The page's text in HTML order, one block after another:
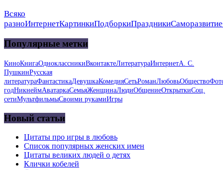
Всяко
разноИнтернетКартинкиПодборкиПраздникиСаморазвитие
Популярные метки
КиноКнигаОдноклассникиВконтактеЛитератураИнтернетА. С.
ПушкинРусская
литератураФантастикаДевушкаКомедияСетьРоманЛюбовьОбщество
годНикнеймАватаркаСемьяЖенщинаЛюдиОбщениеОткрыткиСоц.
сетиМультфильмыСвоими рукамиИгры
Новый статьи
Цитаты про игры в любовь
Список популярных женских имен
Цитаты великих людей о детях
Клички кобелей